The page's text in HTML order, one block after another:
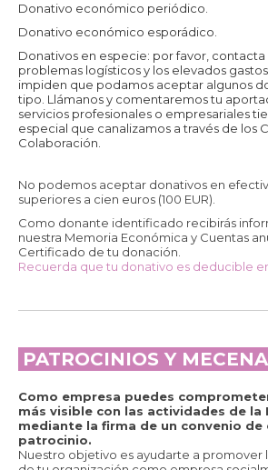
symbol">*</span> son obligatorios
Nombre*
Apellidos*
Correo electrónico*
Dirección*
Donativo económico periódico.
Donativo económico esporádico.
Donativos en especie: por favor, contacta
problemas logísticos y los elevados
impiden que podamos aceptar algunos
tipo. Llámanos y comentaremos tu
servicios profesionales o empresariales
especial que canalizamos a través de los
Colaboración.
No podemos aceptar donativos en
superiores a cien euros (100 EUR).
Como donante identificado recibirás
nuestra Memoria Económica y Cuentas
Certificado de tu donación.
Recuerda que tu donativo es deducible en
PATROCINIOS Y
Como empresa puedes
más visible con las actividades de la
mediante la firma de un convenio de
patrocinio.
Nuestro objetivo es ayudarte a promover